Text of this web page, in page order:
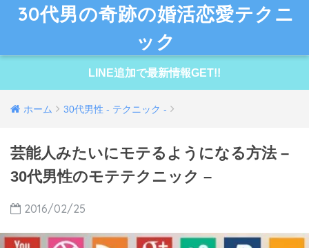
30代男の奇跡の婚活恋愛テクニ
ック
LINE追加で最新情報GET!!
ホーム 30代男性 - テクニック -
芸能人みたいにモテるようになる方法 –
30代男性のモテテクニック –
2016/02/25